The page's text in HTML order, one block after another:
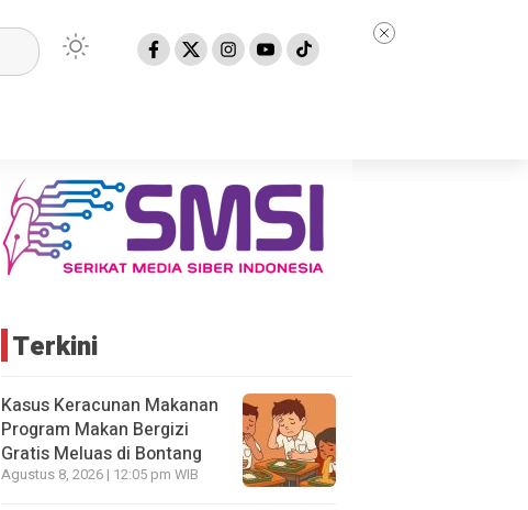
Terkini
Kasus Keracunan Makanan
Program Makan Bergizi
Gratis Meluas di Bontang
Agustus 8, 2026 | 12:05 pm WIB